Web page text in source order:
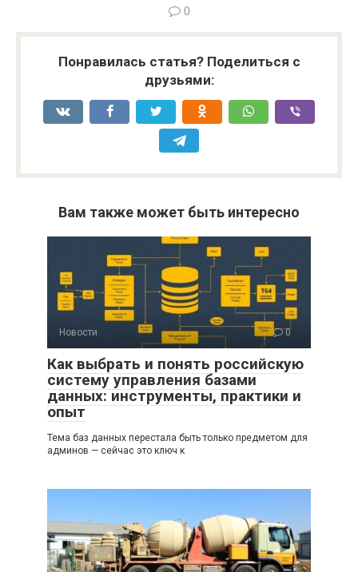
0
Понравилась статья? Поделиться с
друзьями:
Вам также может быть интересно
Новости 0
Как выбрать и понять российскую
систему управления базами
данных: инструменты, практики и
опыт
Тема баз данных перестала быть только предметом для
админов — сейчас это ключ к